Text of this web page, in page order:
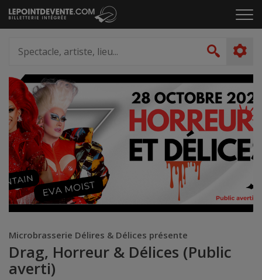
Passer
au
le
artiste,
lieu...
Microbrasserie Délires & Délices présente
Drag, Horreur & Délices (Public
averti)